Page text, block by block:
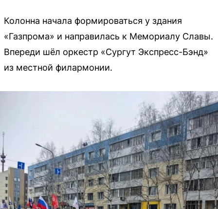
Колонна начала формироваться у здания
«Газпрома» и направилась к Мемориалу Славы.
Впереди шёл оркестр «Сургут Экспресс-Бэнд»
из местной филармонии.